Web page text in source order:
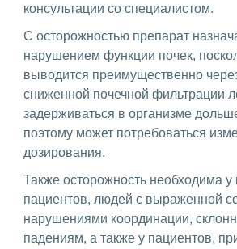
консультации со специалистом.
С осторожностью препарат
нарушением функции почек,
выводится преимущественно
сниженной почечной фильтрации
задерживаться в организме
поэтому может потребоваться
дозирования.
Также осторожность необходима
пациентов, людей с выраженной
нарушениями координации,
падениям, а также у пациентов,